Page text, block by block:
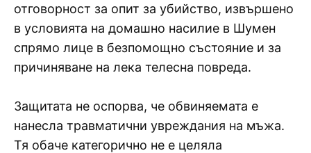
отговорност за опит за убийство, извършено
в условията на домашно насилие в Шумен
спрямо лице в безпомощно състояние и за
причиняване на лека телесна повреда.
Защитата не оспорва, че обвиняемата е
нанесла травматични увреждания на мъжа.
Тя обаче категорично не е целяла